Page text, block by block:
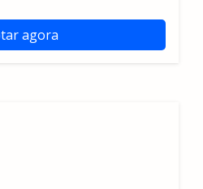
agora